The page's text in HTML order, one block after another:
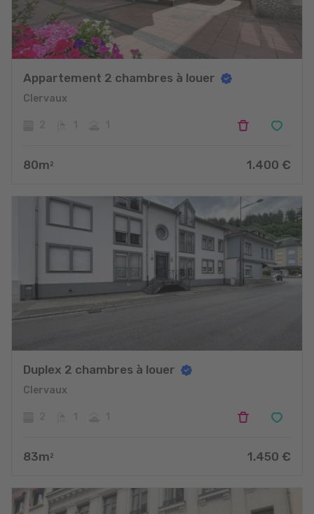
Appartement 2 chambres à louer
Clervaux
80m 2 1.400 €
Duplex 2 chambres à louer
Clervaux
83m 2 1.450 €